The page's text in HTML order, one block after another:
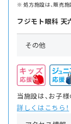
処方施設は、販売
フジモト眼科 天
その他
当施設は、お子
詳しくはこちら！